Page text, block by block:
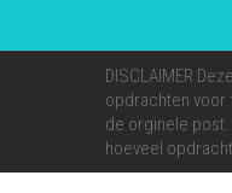
DISCLAIMER
opdrachten voor
de orginele
hoeveel